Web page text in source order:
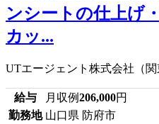
ンシートの仕上げ
カッ...
UTエージェント株式会社（関
給与 月収例206,000円
勤務地 山口県 防府市